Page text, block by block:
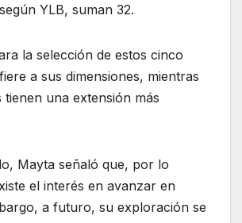
YLB, suman 32.
la selección de estos cinco
a sus dimensiones, mientras
una extensión más
Mayta señaló que, por lo
el interés en avanzar en
a futuro, su exploración se